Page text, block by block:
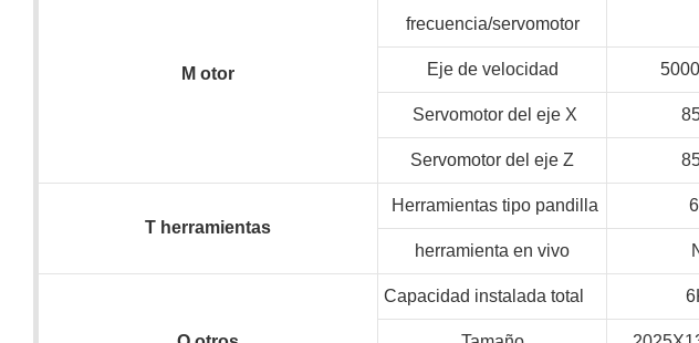
M otor
frecuencia/servomotor
Eje de velocidad
Servomotor del eje X
Servomotor del eje Z
T herramientas
Herramientas tipo pandilla
herramienta en vivo
Capacidad instalada total